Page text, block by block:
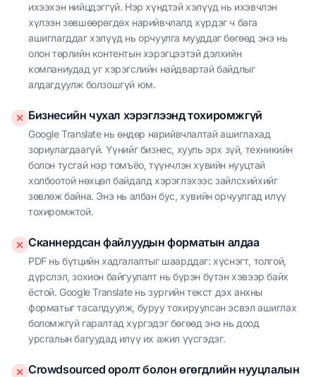
ихээхэн нийцдэггүй. Нэр хүндтэй хэлүүд нь ихэвчлэн
хүлээн зөвшөөрөгдөх нарийвчлалд хүрдэг ч бага
ашиглагддаг хэлүүд нь орчуулга мууддаг бөгөөд энэ нь
олон төрлийн контентын хэрэгцээтэй дэлхийн
компаниудад уг хэрэгслийн найдвартай байдлыг
алдагдуулж болзошгүй юм.
Бизнесийн чухал хэрэглээнд тохиромжгүй
Google Translate нь өндөр нарийвчлалтай ашиглахад
зориулагдаагүй. Үүнийг бизнес, хууль эрх зүй, техникийн
болон тусгай нэр томъёо, түүнчлэн хувийн нууцтай
холбоотой нөхцөл байдалд хэрэглэхээс зайлсхийхийг
зөвлөж байна. Энэ нь албан бус, хувийн орчуулгад илүү
тохиромжтой.
Сканнердсан файлуудын форматын алдаа
PDF нь бүтцийн хадгалалтыг шаарддаг: хүснэгт, толгой,
дүрслэл, зохион байгуулалт нь бүрэн бүтэн хэвээр байх
ёстой. Google Translate нь зургийн текст дэх анхны
форматыг тасалдуулж, буруу тохируулсан эсвэл ашиглах
боломжгүй гаралтад хүргэдэг бөгөөд энэ нь доод
урсгалын багуудад илүү их ажил үүсгэдэг.
Crowdsourced оролт болон өгөгдлийн нууцлалын